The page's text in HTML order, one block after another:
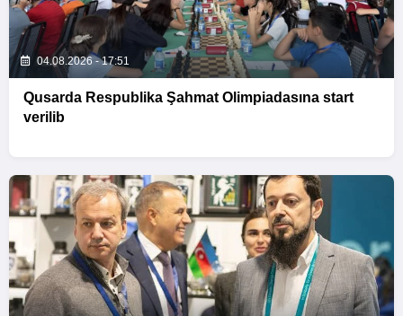
04.08.2026 - 17:51
Qusarda Respublika Şahmat Olimpiadasına start
verilib